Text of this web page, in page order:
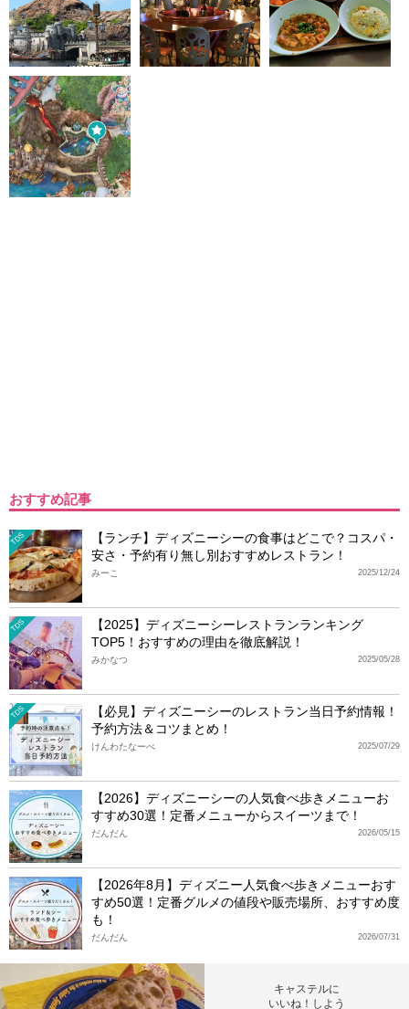
おすすめ記事
TDS
【ランチ】ディズニーシーの食事はどこで？コスパ・
安さ・予約有り無し別おすすめレストラン！
2025/12/24
みーこ
TDS
【2025】ディズニーシーレストランランキング
TOP5！おすすめの理由を徹底解説！
2025/05/28
みかなつ
TDS
【必見】ディズニーシーのレストラン当日予約情報！
予約方法＆コツまとめ！
2025/07/29
けんわたなーべ
【2026】ディズニーシーの人気食べ歩きメニューお
すすめ30選！定番メニューからスイーツまで！
2026/05/15
だんだん
【2026年8月】ディズニー人気食べ歩きメニューおす
すめ50選！定番グルメの値段や販売場所、おすすめ度
も！
2026/07/31
だんだん
キャステルに
いいね！しよう